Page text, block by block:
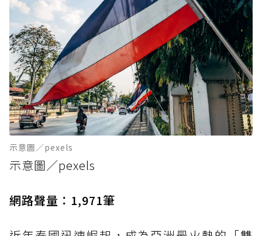
示意圖／pexels
示意圖／pexels
網路聲量：1,971筆